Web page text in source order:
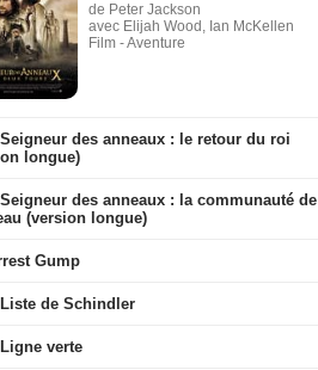
de Peter Jackson
avec Elijah Wood, Ian McKellen
Film - Aventure
des anneaux : le retour du roi
longue)
des anneaux : la communauté de
(version longue)
Gump
de Schindler
verte